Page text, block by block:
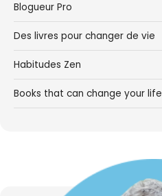
Blogueur Pro
Des livres pour changer de vie
Habitudes Zen
Books that can change your life